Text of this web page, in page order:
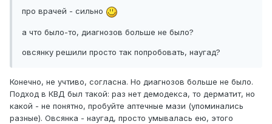
про врачей - сильно
а что было-то, диагнозов больше не было?
овсянку решили просто так попробовать, наугад?
Конечно, не учтиво, согласна. Но диагнозов больше не было.
Подход в КВД был такой: раз нет демодекса, то дерматит, но
какой - не понятно, пробуйте аптечные мази (упоминались
разные). Овсянка - наугад, просто умывалась ею, этого